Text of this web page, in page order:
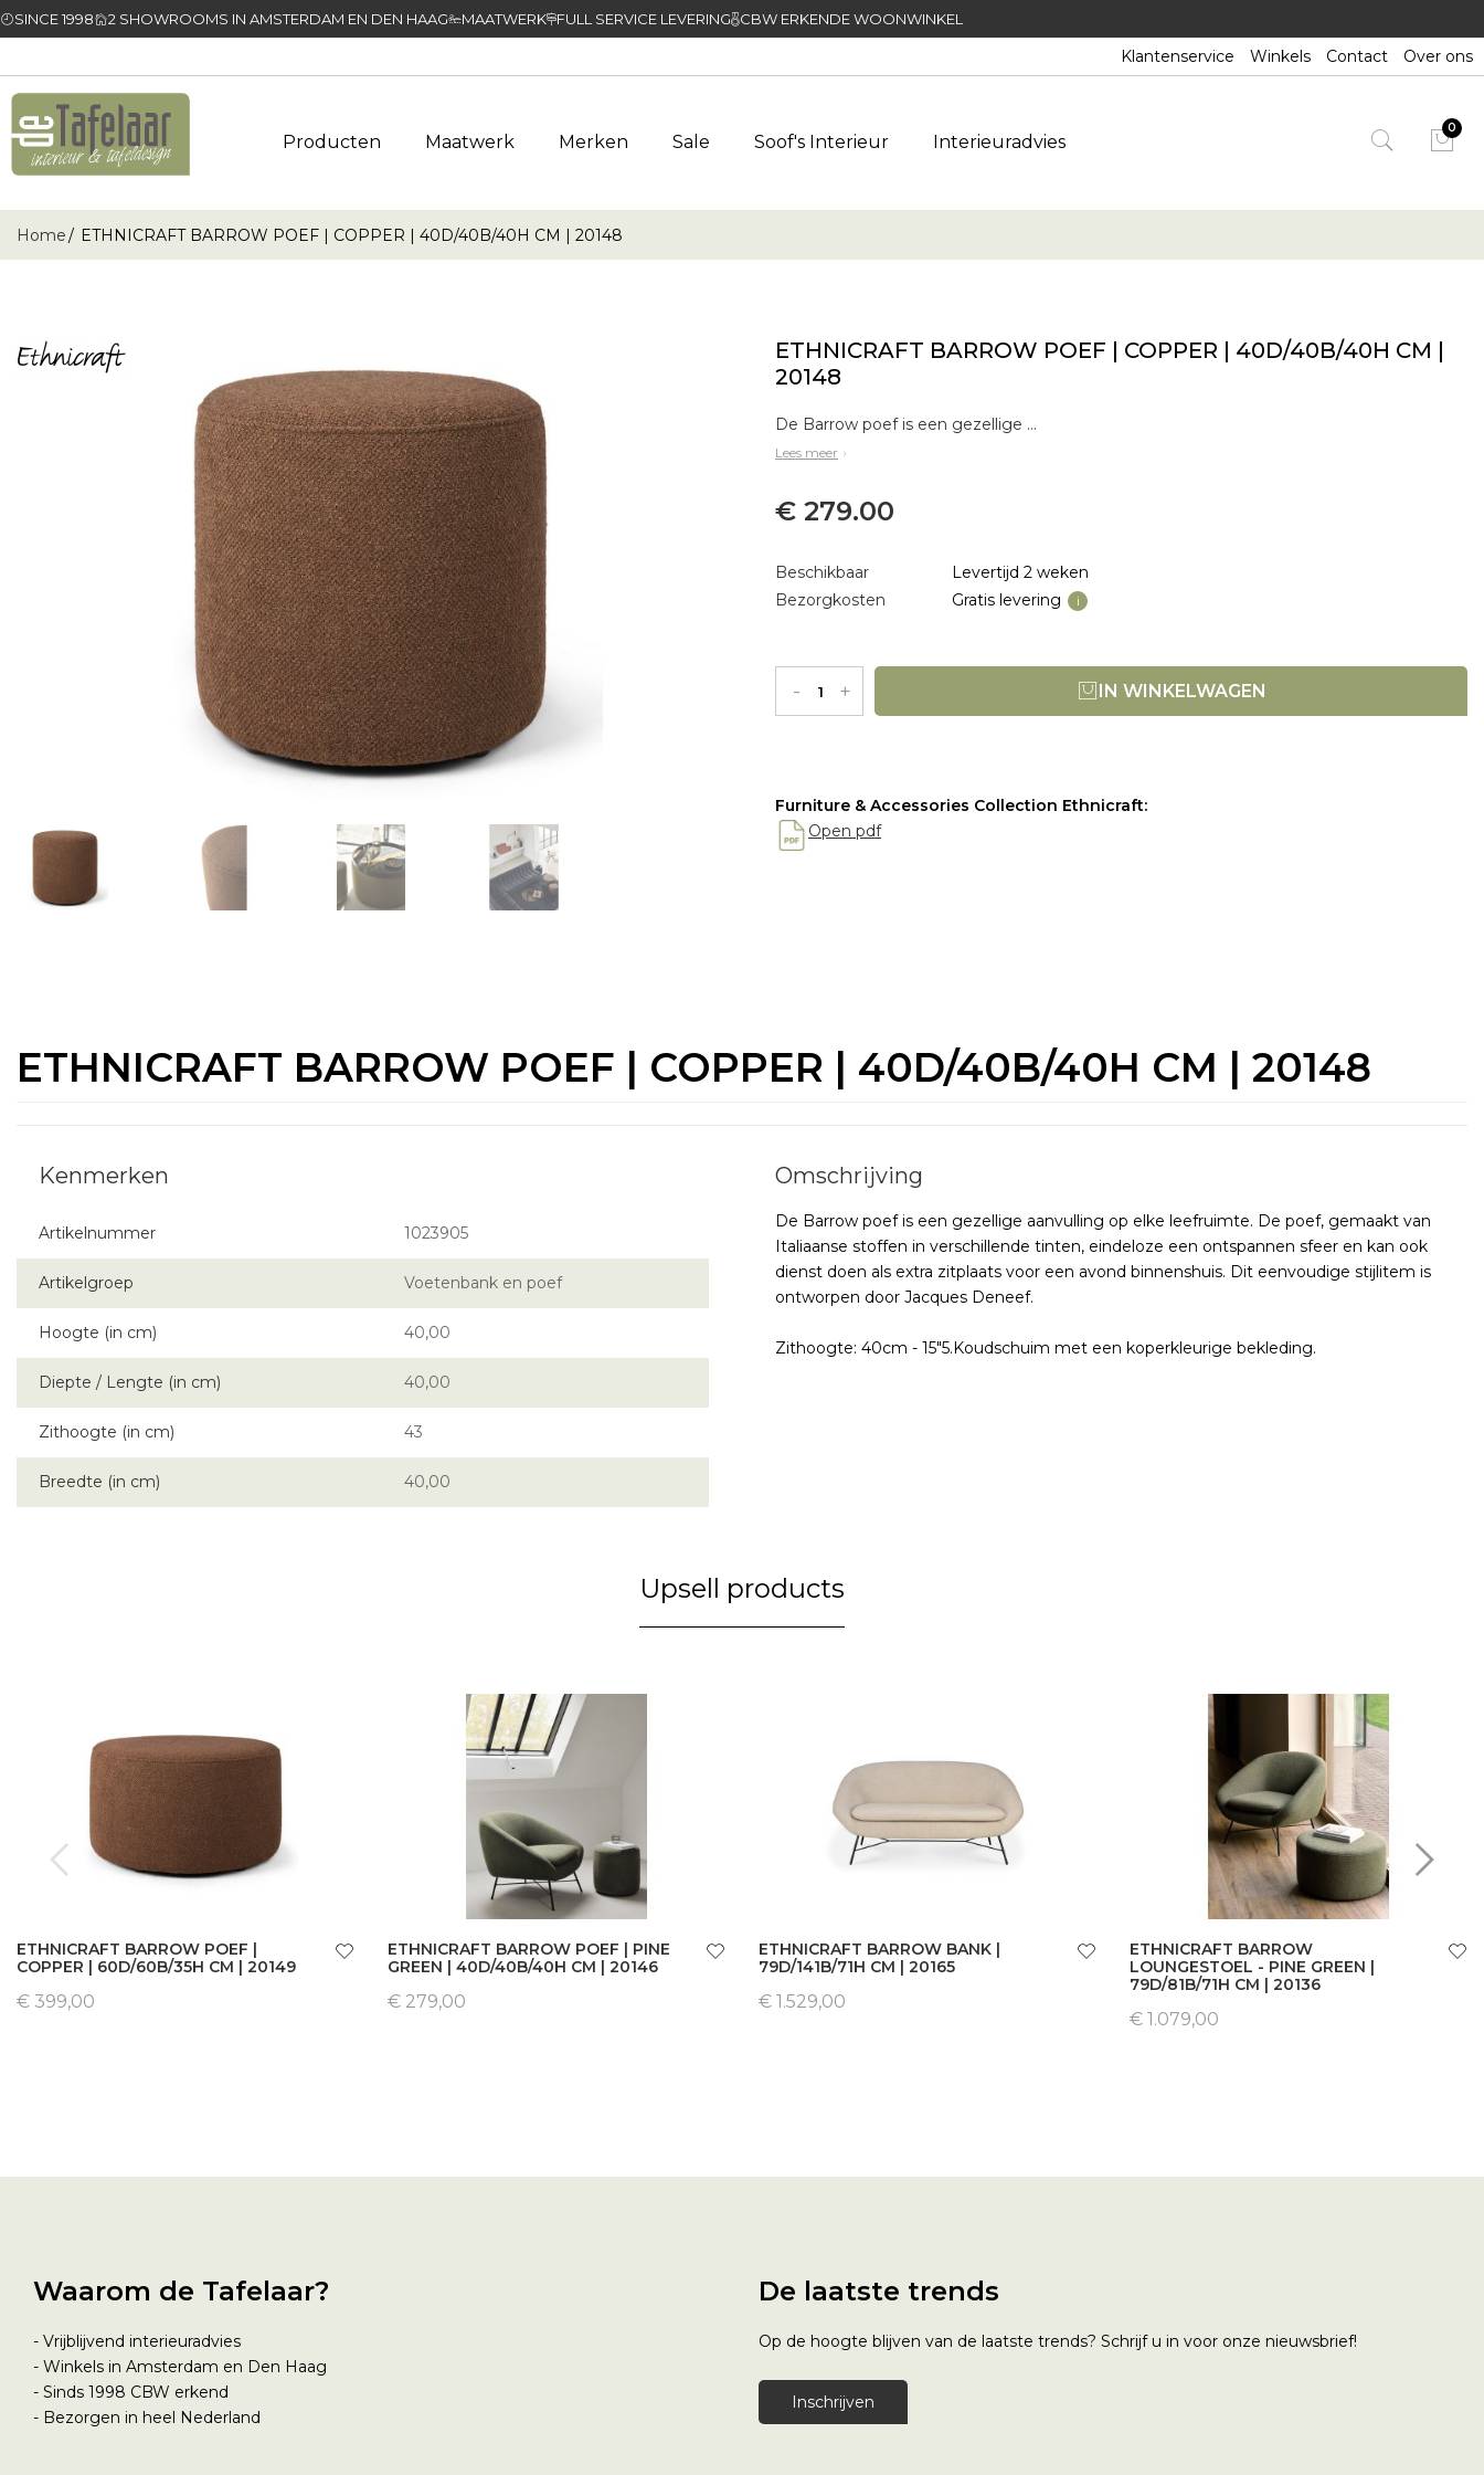
SINCE 1998 2 SHOWROOMS IN AMSTERDAM EN DEN HAAG MAATWERK FULL SERVICE LEVERING CBW ERKENDE WOONWINKEL
Klantenservice Winkels Contact Over ons
Producten Maatwerk Merken Sale Soof's Interieur Interieuradvies
Home ETHNICRAFT BARROW POEF | COPPER | 40D/40B/40H CM | 20148
ETHNICRAFT BARROW POEF | COPPER | 40D/40B/40H CM |
20148
De Barrow poef is een gezellige aanvulling op elke leefruimte. De poef, gemaakt van Italiaanse stoffen in verschillende tinten, eindeloze een ontspannen sfeer en kan ook dienst doen als extra zitplaats voor een avond binnenshuis. Dit eenvoudige stijlitem
Lees meer
€ 279.00
Beschikbaar
Levertijd 2 weken
Bezorgkosten
Gratis levering i
- + IN WINKELWAGEN
Furniture & Accessories Collection Ethnicraft:
Open pdf
ETHNICRAFT BARROW POEF | COPPER | 40D/40B/40H CM | 20148
De Barrow poef is een gezellige aanvulling op elke leefruimte. De poef, gemaakt van
Italiaanse stoffen in verschillende tinten, eindeloze een ontspannen sfeer en kan ook
dienst doen als extra zitplaats voor een avond binnenshuis. Dit eenvoudige stijlitem is
ontworpen door Jacques Deneef.
Zithoogte: 40cm - 15"5.Koudschuim met een koperkleurige bekleding.
Artikelnummer 1023905
Artikelgroep Voetenbank en poef
Hoogte (in cm) 40,00
Diepte / Lengte (in cm) 40,00
Zithoogte (in cm) 43
Breedte (in cm) 40,00
Upsell products
ETHNICRAFT BARROW POEF |
COPPER | 60D/60B/35H CM | 20149
€ 399,00
ETHNICRAFT BARROW POEF | PINE
GREEN | 40D/40B/40H CM | 20146
€ 279,00
ETHNICRAFT BARROW BANK |
79D/141B/71H CM | 20165
€ 1.529,00
ETHNICRAFT BARROW
LOUNGESTOEL - PINE GREEN |
79D/81B/71H CM | 20136
€ 1.079,00
Waarom de Tafelaar?
- Vrijblijvend interieuradvies
- Winkels in Amsterdam en Den Haag
- Sinds 1998 CBW erkend
- Bezorgen in heel Nederland
De laatste trends
Op de hoogte blijven van de laatste trends? Schrijf u in voor onze nieuwsbrief!
Inschrijven